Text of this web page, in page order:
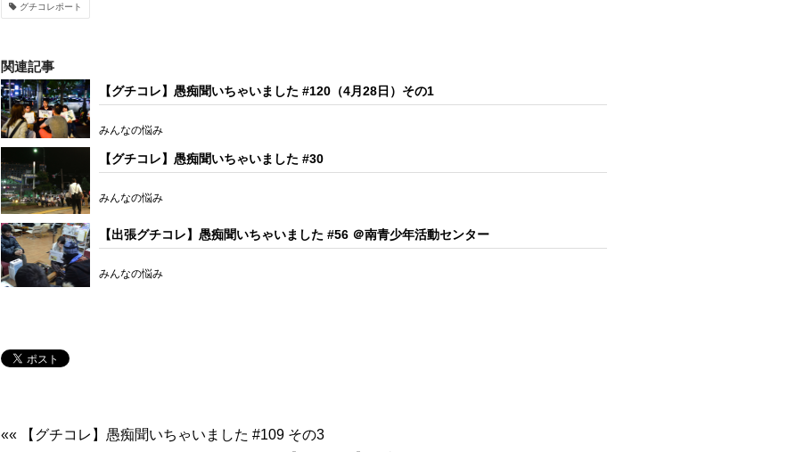
グチコレポート
関連記事
【グチコレ】愚痴聞いちゃいました #120（4月28日）その1
みんなの悩み
【グチコレ】愚痴聞いちゃいました #30
みんなの悩み
【出張グチコレ】愚痴聞いちゃいました #56 ＠南青少年活動センター
みんなの悩み
«« 【グチコレ】愚痴聞いちゃいました #109 その3